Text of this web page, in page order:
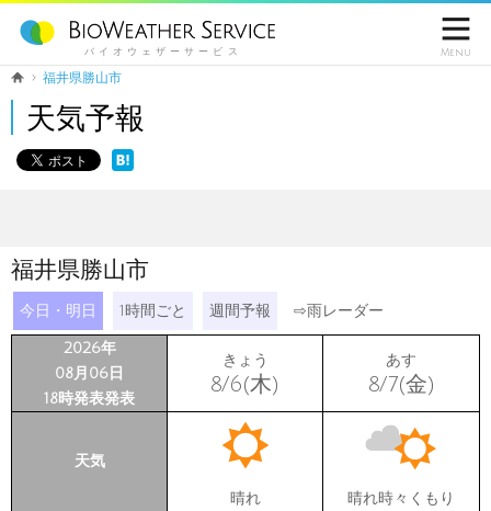
バイオウェザーサービス

Menu
福井県勝山市
天気予報
福井県勝山市
今日・明日 1時間ごと 週間予報 ⇨雨レーダー
2026年
08月06日
18時発表発表
きょう
8/6(木)
あす
8/7(金)
天気
晴れ 晴れ時々くもり